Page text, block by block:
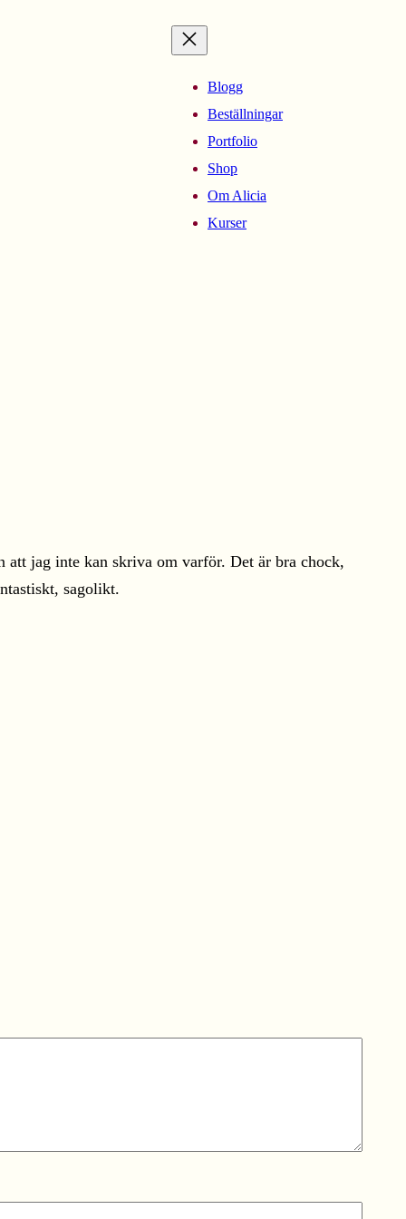
Blogg
Beställningar
Portfolio
Shop
Om Alicia
Kurser
att jag inte kan skriva om varför. Det är bra chock,
sagolikt.